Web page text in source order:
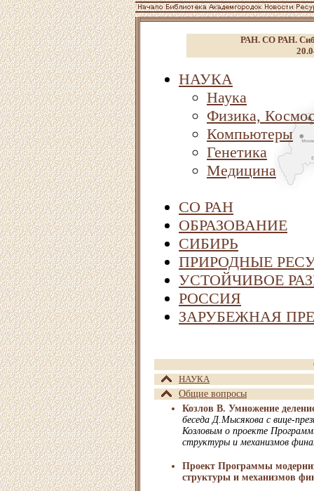
РАН. СО РАН.
НАУКА
Наука
Физика,
Компьютеры
Генетика
Медицина
СО РАН
ОБРАЗОВАНИЕ
СИБИРЬ
ПРИРОДНЫЕ
УСТОЙЧИВОЕ
РОССИЯ
ЗАРУБЕЖНАЯ
НАУКА
Общие вопросы
Козлов В. Умножение
беседа Д.Мысякова с вице-
Козловым о проекте
структуры и механизмов
Проект Программы
структуры и механизмов